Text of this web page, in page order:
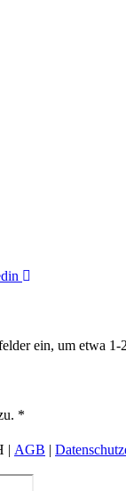
ein, um etwa
*
| AGB